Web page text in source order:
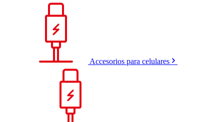
Accesorios para celulares